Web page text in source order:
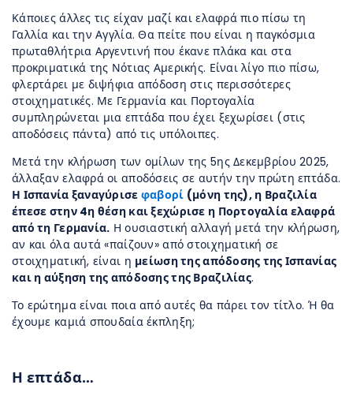
Κάποιες άλλες τις είχαν μαζί και ελαφρά πιο πίσω τη
Γαλλία και την Αγγλία. Θα πείτε που είναι η παγκόσμια
πρωταθλήτρια Αργεντινή που έκανε πλάκα και στα
προκριματικά της Νότιας Αμερικής. Είναι λίγο πιο πίσω,
φλερτάρει με διψήφια απόδοση στις περισσότερες
στοιχηματικές. Με Γερμανία και Πορτογαλία
συμπληρώνεται μια επτάδα που έχει ξεχωρίσει (στις
αποδόσεις πάντα) από τις υπόλοιπες.
Μετά την κλήρωση των ομίλων της 5ης Δεκεμβρίου 2025,
άλλαξαν ελαφρά οι αποδόσεις σε αυτήν την πρώτη επτάδα.
Η Ισπανία ξαναγύρισε φαβορί (μόνη της), η Βραζιλία
έπεσε στην 4η θέση και ξεχώρισε η Πορτογαλία ελαφρά
από τη Γερμανία. Η ουσιαστική αλλαγή μετά την κλήρωση,
αν και όλα αυτά «παίζουν» από στοιχηματική σε
στοιχηματική, είναι η μείωση της απόδοσης της Ισπανίας
και η αύξηση της απόδοσης της Βραζιλίας.
Το ερώτημα είναι ποια από αυτές θα πάρει τον τίτλο. Ή θα
έχουμε καμιά σπουδαία έκπληξη;
Η επτάδα…